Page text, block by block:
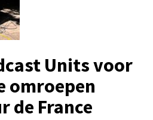
Units voor
omroepen
de France